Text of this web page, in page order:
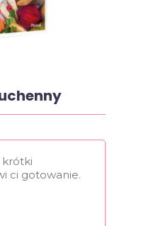
krótki
ci gotowanie.